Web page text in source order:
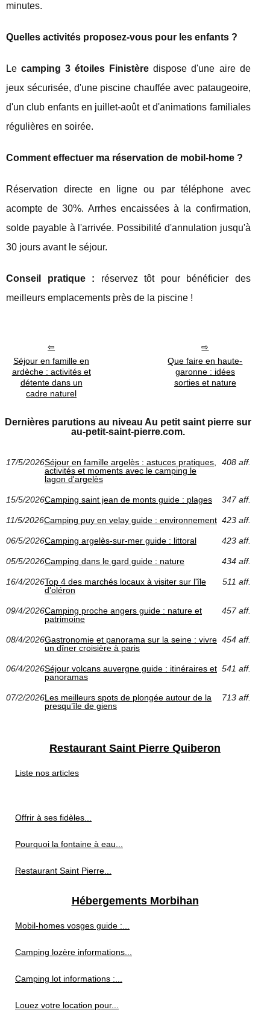
minutes.
Quelles activités proposez-vous pour les enfants ?
Lecamping 3 étoiles Finistère dispose d'une aire de
jeux sécurisée, d'une piscine chauffée avec pataugeoire,
d'un club enfants en juillet-août et d'animations familiales
régulières en soirée.
Comment effectuer ma réservation de mobil-home ?
Réservation directe en ligne ou par téléphone avec
acompte de 30%. Arrhes encaissées à la confirmation,
solde payable à l'arrivée. Possibilité d'annulation jusqu'à
30 jours avant le séjour.
Conseil pratique : réservez tôt pour bénéficier des
meilleurs emplacements près de la piscine !
Séjour en famille en
ardèche : activités et
détente dans un
cadre naturel
Que faire en haute-
garonne : idées
sorties et nature
Dernières parutions au niveau Au petit saint pierre sur
au-petit-saint-pierre.com.
17/5/2026Séjour en famille argelès : astuces pratiques,
activités et moments avec le camping le
lagon d'argelès
408 aff.
15/5/2026Camping saint jean de monts guide : plages 347 aff.
11/5/2026Camping puy en velay guide : environnement 423 aff.
06/5/2026Camping argelès-sur-mer guide : littoral 423 aff.
05/5/2026Camping dans le gard guide : nature 434 aff.
16/4/2026Top 4 des marchés locaux à visiter sur l'île
d'oléron
511 aff.
09/4/2026Camping proche angers guide : nature et
patrimoine
457 aff.
08/4/2026Gastronomie et panorama sur la seine : vivre
un dîner croisière à paris
454 aff.
06/4/2026Séjour volcans auvergne guide : itinéraires et
panoramas
541 aff.
07/2/2026Les meilleurs spots de plongée autour de la
presqu’île de giens
713 aff.
Restaurant Saint Pierre Quiberon
Liste nos articles
Offrir à ses fidèles...
Pourquoi la fontaine à eau...
Restaurant Saint Pierre...
Hébergements Morbihan
Mobil-homes vosges guide :...
Camping lozère informations...
Camping lot informations :...
Louez votre location pour...